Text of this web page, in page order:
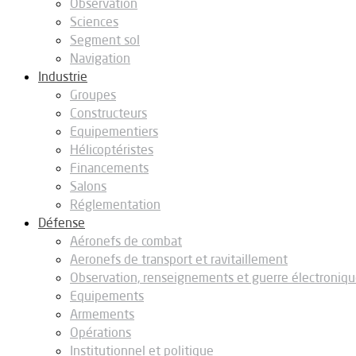
Observation
Sciences
Segment sol
Navigation
Industrie
Groupes
Constructeurs
Equipementiers
Hélicoptéristes
Financements
Salons
Réglementation
Défense
Aéronefs de combat
Aeronefs de transport et ravitaillement
Observation, renseignements et guerre
Equipements
Armements
Opérations
Institutionnel et politique